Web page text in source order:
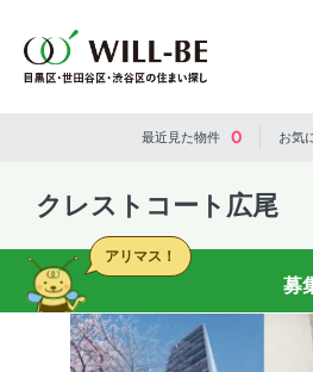
最近見た物件 0 お気
クレストコート広尾
募
アリマス！